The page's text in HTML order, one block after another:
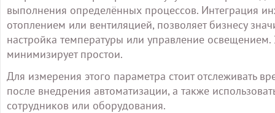
выполнения определённых процессов. Интеграция
отоплением или вентиляцией, позволяет бизнесу
настройка температуры или управление
минимизирует простои.
Для измерения этого параметра стоит отслеживать
после внедрения автоматизации, а также
сотрудников или оборудования.